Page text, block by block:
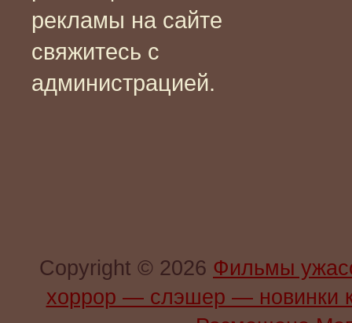
рекламы на сайте
свяжитесь с
администрацией.
Copyright © 2026 Фильмы
хоррор — слэшер —